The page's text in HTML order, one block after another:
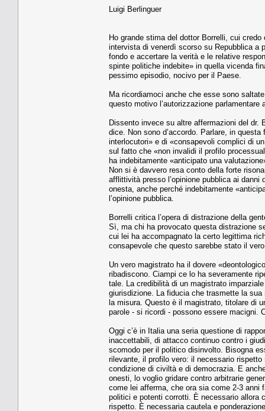
Luigi Berlinguer
Ho grande stima del dottor Borrelli, cui
intervista di venerdì scorso su Repubblica a
fondo e accertare la verità e le relative
spinte politiche indebite» in quella vicenda
pessimo episodio, nocivo per il Paese.
Ma ricordiamoci anche che esse sono
questo motivo l’autorizzazione
Dissento invece su altre affermazioni del dr.
dice. Non sono d’accordo. Parlare, in
interlocutori» e di «consapevoli complici di
sul fatto che «non invalidi il profilo
ha indebitamente «anticipato una
Non si è davvero resa conto della forte
afflittività presso l’opinione pubblica ai danni
onesta, anche perché indebitamente
l’opinione pubblica.
Borrelli critica l’opera di distrazione della
Sì, ma chi ha provocato questa distrazione
cui lei ha accompagnato la certo legittima
consapevole che questo sarebbe stato il
Un vero magistrato ha il dovere
ribadiscono. Ciampi ce lo ha severamente
tale. La credibilità di un magistrato
giurisdizione. La fiducia che trasmette la
la misura. Questo è il magistrato, titolare di
parole - si ricordi - possono essere macigni.
Oggi c’è in Italia una seria questione di
inaccettabili, di attacco continuo contro i
scomodo per il politico disinvolto. Bisogna
rilevante, il profilo vero: il necessario
condizione di civiltà e di democrazia. E
onesti, lo voglio gridare contro arbitrarie
come lei afferma, che ora sia come 2-3 anni
politici e potenti corrotti. È necessario allora
rispetto. È necessaria cautela e